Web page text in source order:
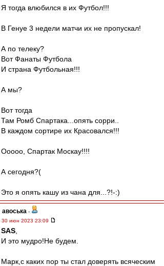
Я тогда влюбился в их Футбол!!!
В Генуе 3 недели матчи их не пропускал!
А по телеку?
Вот Фанаты Футбола
И страна Футбольная!!!
А мы?
Вот тогда
Там Ромб Спартака...опять сорри..
В каждом сортире их Красовался!!!
Ооооо, Спартак Москау!!!!
А сегодня?(
Это я опять кашу из чана для...?!-:)
авоська -
30 июн 2023 23:09
SAS
И это мудро!Не будем.
Марк,с каких пор ты стал доверять всяческим